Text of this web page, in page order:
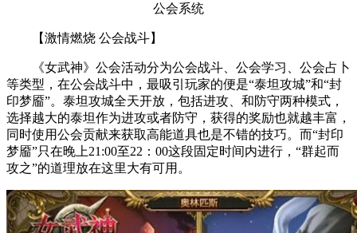
公会系统
【激情燃烧 公会战斗】
《女武神》公会活动分为公会战斗、公会学习、公会占卜
等类型，在公会战斗中，最吸引玩家的便是“泰坦攻城”和“封
印梦靥”。泰坦攻城全天开放，包括进攻、和防守两种模式，
选择越大的泰坦作为进攻或者防守，获得的奖励也就越丰富，
同时使用公会贡献来获取高能道具也是不错的技巧。而“封印
梦靥”只在晚上21:00至22：00这段固定时间内进行，“群起而
攻之”的道理放在这里大有可用。